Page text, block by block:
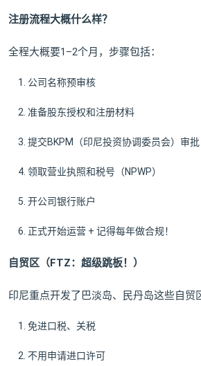
注册流程大概什么样？
全程大概要1–2个月，步骤包括：
公司名称预审核
准备股东授权和注册材料
提交BKPM（印尼投资协调委员会）审批
领取营业执照和税号（NPWP）
开公司银行账户
正式开始运营 + 记得每年做合规！
自贸区（FTZ：超级跳板！）
印尼重点开发了巴淡岛、民丹岛这些自贸
免进口税、关税
不用申请进口许可